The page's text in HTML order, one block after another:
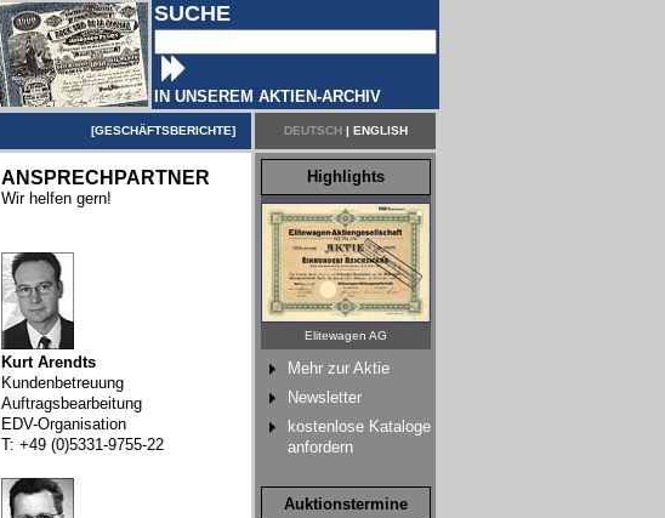
SUCHE
IN UNSEREM AKTIEN-ARCHIV
[GESCHÄFTSBERICHTE] DEUTSCH| ENGLISH
ANSPRECHPARTNER
Wir helfen gern!
Kurt Arendts
Kundenbetreuung
Auftragsbearbeitung
EDV-Organisation
T: +49 (0)5331-9755-22
Highlights
Elitewagen AG
Mehr zur Aktie
Newsletter
kostenlose Kataloge
anfordern
Auktionstermine